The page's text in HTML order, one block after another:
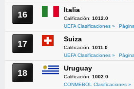
16 Italia
Calificación: 1012.0
UEFA Clasificaciones »
17 Suiza
Calificación: 1011.0
UEFA Clasificaciones »
18 Uruguay
Calificación: 1002.0
CONMEBOL Clasificaciones »